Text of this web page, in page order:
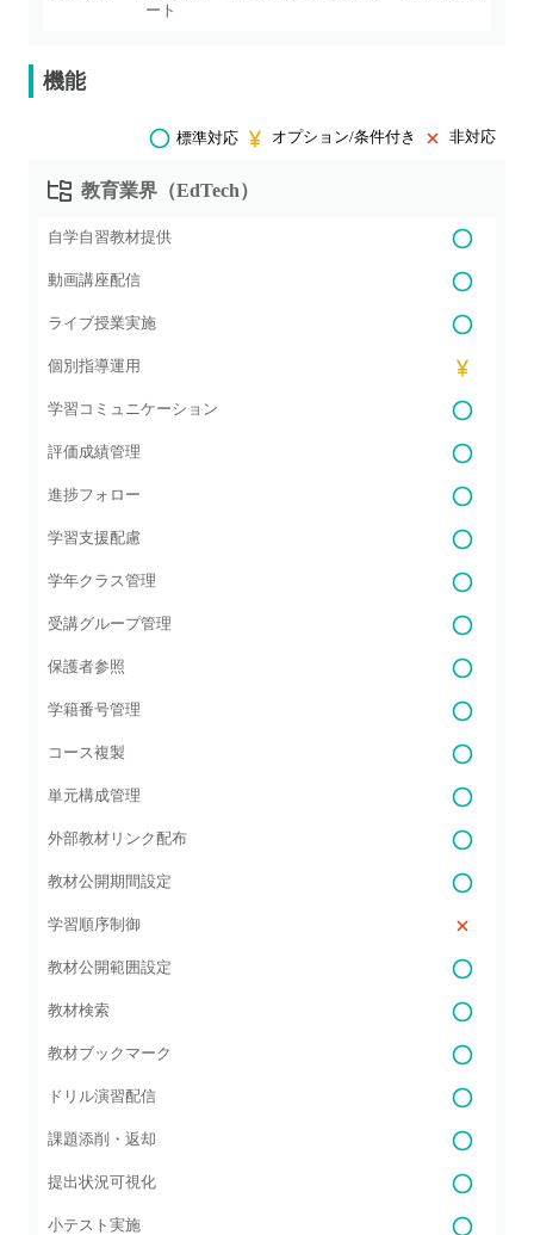
ート
機能
標準対応 オプション/条件付き 非対応
教育業界（EdTech）
自学自習教材提供
動画講座配信
ライブ授業実施
個別指導運用
学習コミュニケーション
評価成績管理
進捗フォロー
学習支援配慮
学年クラス管理
受講グループ管理
保護者参照
学籍番号管理
コース複製
単元構成管理
外部教材リンク配布
教材公開期間設定
学習順序制御
教材公開範囲設定
教材検索
教材ブックマーク
ドリル演習配信
課題添削・返却
提出状況可視化
小テスト実施